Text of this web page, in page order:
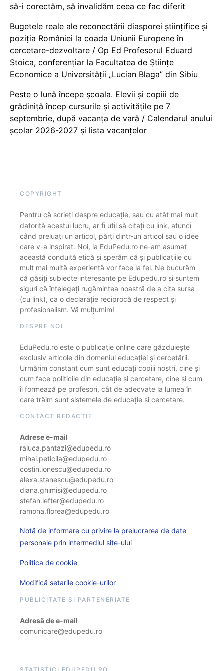
să-i corectăm, să invalidăm ceea ce fac diferit
Bugetele reale ale reconectării diasporei științifice și
poziția României la coada Uniunii Europene în
cercetare-dezvoltare / Op Ed Profesorul Eduard
Stoica, conferențiar la Facultatea de Științe
Economice a Universității „Lucian Blaga” din Sibiu
Peste o lună începe școala. Elevii și copiii de
grădiniță încep cursurile și activitățile pe 7
septembrie, după vacanța de vară / Calendarul anului
școlar 2026-2027 și lista vacanțelor
COPYRIGHT
Pentru că scrieți despre educație, sau cu atât mai mult
datorită acestui lucru, ar fi util să citați cu link, atunci
când preluați un articol, părți dintr-un articol sau o idee
care v-a inspirat. Noi, la EduPedu.ro ne-am asumat
această conduită etică și sperăm că și publicațiile cu
mult mai multă experiență vor face la fel. Ne bucurăm
că găsiți subiecte interesante pe Edupedu.ro și suntem
siguri că înțelegeți rugămintea noastră de a cita sursa
(cu link), ca o declarație reciprocă de respect și
profesionalism. Vă mulțumim!
DESPRE NOI
EduPedu.ro este o publicație online care găzduiește
exclusiv articole din domeniul educației și cercetării.
Urmărim constant cum sunt educați copiii noștri, cine și
cum face politicile din educație și cercetare, cine și cum
îi formează pe profesori, cât de adecvate la lumea în
care trăim sunt sistemele de educație și cercetare.
CONTACT REDACȚIE
Adrese e-mail
raluca.pantazi@edupedu.ro
mihai.peticila@edupedu.ro
costin.ionescu@edupedu.ro
alexa.stanescu@edupedu.ro
diana.ghimisi@edupedu.ro
stefan.lefter@edupedu.ro
ramona.florea@edupedu.ro
Notă de informare cu privire la prelucrarea de date
personale prin intermediul site-ului
Politica de cookie
Modifică setarile cookie-urilor
PUBLICITATE ȘI PARTENERIATE
Adresă de e-mail
comunicare@edupedu.ro